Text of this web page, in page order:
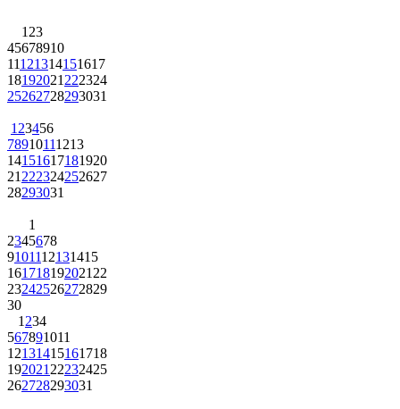
1 23
45678910
11121314151617
18192021 222324
25262728293031
1 23456
78910111213
14151617181920
21 222324252627
28293031
1
2345678
9101112131415
161718192021 22
23242526272829
30
1 234
567891011
12131415161718
192021 22232425
262728293031